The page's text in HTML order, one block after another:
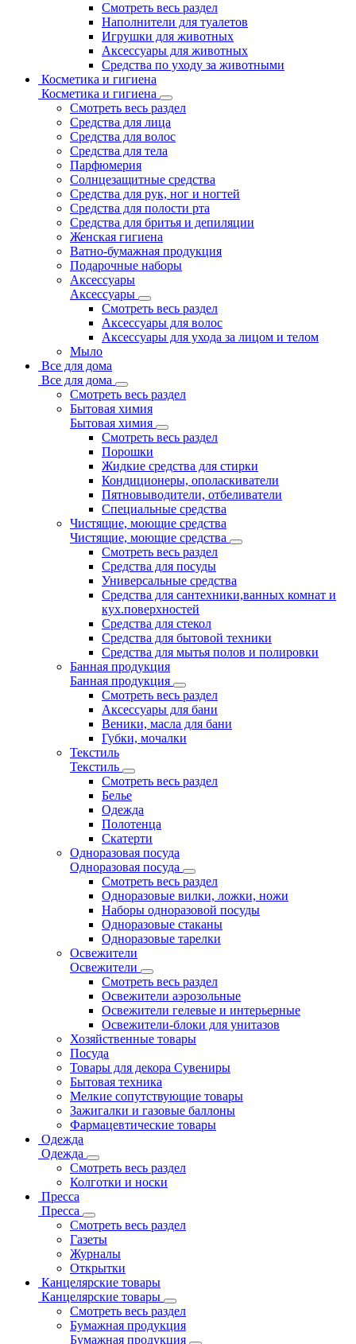
Смотреть весь раздел
Наполнители для туалетов
Игрушки для животных
Аксессуары для животных
Средства по уходу за животными
Косметика и гигиена
Косметика и гигиена
Смотреть весь раздел
Средства для лица
Средства для волос
Средства для тела
Парфюмерия
Солнцезащитные средства
Средства для рук, ног и ногтей
Средства для полости рта
Средства для бритья и депиляции
Женская гигиена
Ватно-бумажная продукция
Подарочные наборы
Аксессуары
Аксессуары
Смотреть весь раздел
Аксессуары для волос
Аксессуары для ухода за лицом и телом
Мыло
Все для дома
Все для дома
Смотреть весь раздел
Бытовая химия
Бытовая химия
Смотреть весь раздел
Порошки
Жидкие средства для стирки
Кондиционеры, ополаскиватели
Пятновыводители, отбеливатели
Специальные средства
Чистящие, моющие средства
Чистящие, моющие средства
Смотреть весь раздел
Средства для посуды
Универсальные средства
Средства для сантехники,ванных комнат и
кух.поверхностей
Средства для стекол
Средства для бытовой техники
Средства для мытья полов и полировки
Банная продукция
Банная продукция
Смотреть весь раздел
Аксессуары для бани
Веники, масла для бани
Губки, мочалки
Текстиль
Текстиль
Смотреть весь раздел
Белье
Одежда
Полотенца
Скатерти
Одноразовая посуда
Одноразовая посуда
Смотреть весь раздел
Одноразовые вилки, ложки, ножи
Наборы одноразовой посуды
Одноразовые стаканы
Одноразовые тарелки
Освежители
Освежители
Смотреть весь раздел
Освежители аэрозольные
Освежители гелевые и интерьерные
Освежители-блоки для унитазов
Хозяйственные товары
Посуда
Товары для декора Сувениры
Бытовая техника
Мелкие сопутствующие товары
Зажигалки и газовые баллоны
Фармацевтические товары
Одежда
Одежда
Смотреть весь раздел
Колготки и носки
Пресса
Пресса
Смотреть весь раздел
Газеты
Журналы
Открытки
Канцелярские товары
Канцелярские товары
Смотреть весь раздел
Бумажная продукция
Бумажная продукция